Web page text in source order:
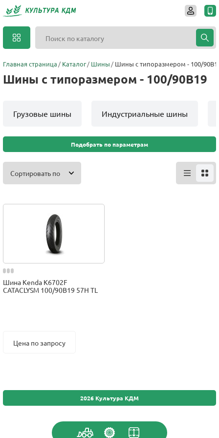
Главная страница Каталог Шины Шины с типоразмером - 100/
Шины с типоразмером - 100/90B19
Грузовые шины Индустриальные шины
Подобрать по параметрам
Сортировать по
Шина Kenda K6702F
CATACLYSM 100/90B19 57H TL
Цена по запросу
2026 Культура КДМ